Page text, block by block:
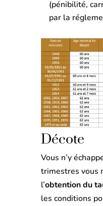
(pénibilité,
par la
Décote
Vous n’y
trimestres vous
l’obtention du
les conditions